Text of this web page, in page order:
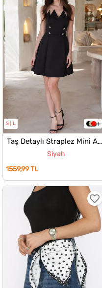
S L
Taş Detaylı Straplez Mini Abiye Elbise
Siyah
1559,99 TL